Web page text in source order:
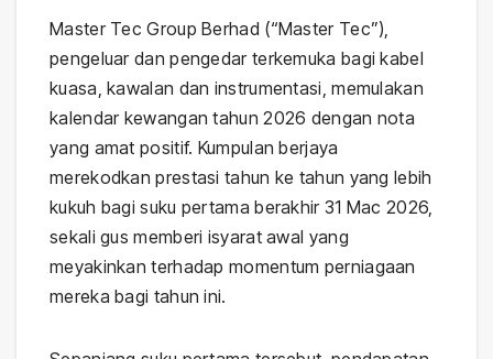
Master Tec Group Berhad (“Master Tec”),
pengeluar dan pengedar terkemuka bagi kabel
kuasa, kawalan dan instrumentasi, memulakan
kalendar kewangan tahun 2026 dengan nota
yang amat positif. Kumpulan berjaya
merekodkan prestasi tahun ke tahun yang lebih
kukuh bagi suku pertama berakhir 31 Mac 2026,
sekali gus memberi isyarat awal yang
meyakinkan terhadap momentum perniagaan
mereka bagi tahun ini.